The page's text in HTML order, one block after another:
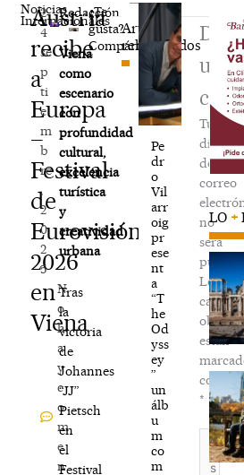
Noticias
Internacionales
Austria
recibe
a
Europa
–
Festival
de
Eurovisión
2026
en
Viena
2
4
se
p
ti
e
m
b
re
,
2
0
2
5
N
o
h
a
y
c
o
m
e
n
Redacción
Viena
como
escenario
con
profundidad
cultural,
excelencia
turística
y
creatividad
urbana
Tras
la
victoria
de
Johannes
“JJ”
Pietsch
en
el
Festival
¿Te
gusta?
Compártelo
Artículos
relacionados
Pe
dr
o
Vil
arr
oig
pr
ese
nt
a
“T
he
Od
yss
ey
”
un
álb
u
m
co
m
Deja
un
Tu
de
correo
no
será
Los
campos
están
con
*
Escribe
aquí...
LO +